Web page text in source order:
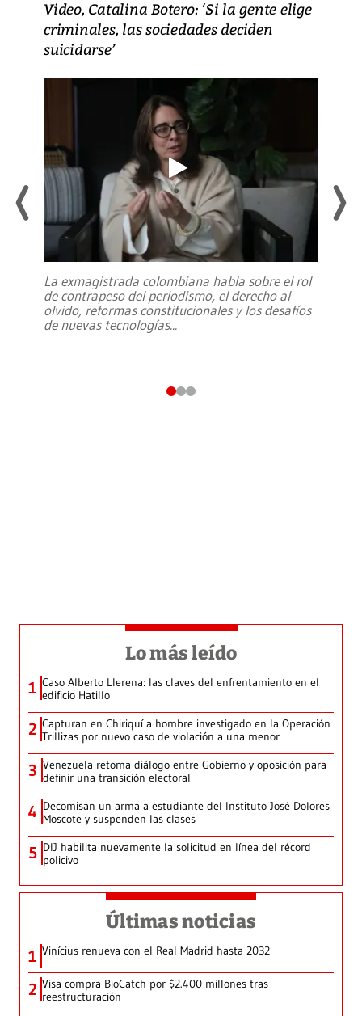
Video, Catalina Botero: ‘Si la gente elige
criminales, las sociedades deciden
suicidarse’
La exmagistrada colombiana habla sobre el rol
de contrapeso del periodismo, el derecho al
olvido, reformas constitucionales y los desafíos
de nuevas tecnologías...
Lo más leído
1 Caso Alberto Llerena: las claves del enfrentamiento en el
edificio Hatillo
2 Capturan en Chiriquí a hombre investigado en la Operación
Trillizas por nuevo caso de violación a una menor
3 Venezuela retoma diálogo entre Gobierno y oposición para
definir una transición electoral
4 Decomisan un arma a estudiante del Instituto José Dolores
Moscote y suspenden las clases
5 DIJ habilita nuevamente la solicitud en línea del récord
policivo
Últimas noticias
1 Vinícius renueva con el Real Madrid hasta 2032
2 Visa compra BioCatch por $2.400 millones tras
reestructuración